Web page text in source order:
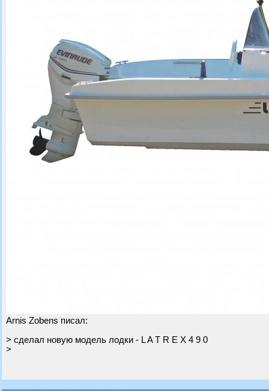
Arnis Zobens писал:
> сделал новую модель лодки - L A T R E X 4 9 0
>